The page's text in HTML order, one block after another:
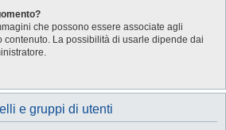
che possono essere associate agli
contenuto. La possibilità di usarle dipende dai
e gruppi di utenti